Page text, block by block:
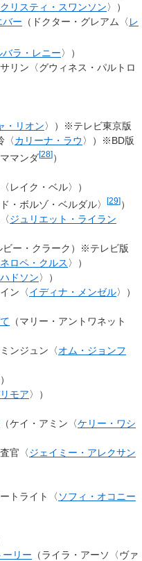
クリスティ・スワンソン〉）
バー （ドクター・グレアム〈 レ
バラ・レニー〉）
リン 〈グウィネス・パルトロ
・リオン〉）※テレビ東京版
〈カリーナ・ラウ 〉）※BD版
ママンダ[28] ）
レイク・ベル〉）
・ボルゾ・ベルダル〉 [29]）
ジュリエット・ライラン
ビー・クラーク）※テレビ版
ロペ・クルス 〉）
ドソン〉）
ン〈イディナ・メンゼル〉）
（マリー・アントワネット
ミンジュン〈オム・ジョンフ
モア〉）
（ケイ・アミン〈ケリー・ワシ
官〈ジェイミー・アレクサン
トライト〈 ソフィ・オコニー
ーリー （ライラ・アーソ〈ヴァ